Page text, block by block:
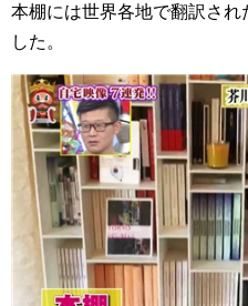
本棚には世界各地で翻訳され
した。